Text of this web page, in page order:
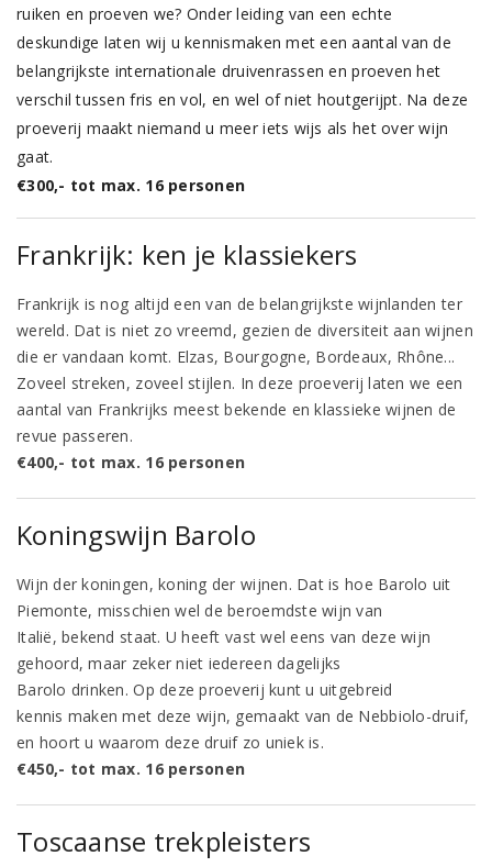
ruiken en proeven we? Onder leiding van een echte
deskundige laten wij u kennismaken met een aantal van de
belangrijkste internationale druivenrassen en proeven het
verschil tussen fris en vol, en wel of niet houtgerijpt. Na deze
proeverij maakt niemand u meer iets wijs als het over wijn
gaat.
€300,- tot max. 16 personen
Frankrijk: ken je klassiekers
Frankrijk is nog altijd een van de belangrijkste wijnlanden ter
wereld. Dat is niet zo vreemd, gezien de diversiteit aan wijnen
die er vandaan komt. Elzas, Bourgogne, Bordeaux, Rhône...
Zoveel streken, zoveel stijlen. In deze proeverij laten we een
aantal van Frankrijks meest bekende en klassieke wijnen de
revue passeren.
€400,- tot max. 16 personen
Koningswijn Barolo
Wijn der koningen, koning der wijnen. Dat is hoe Barolo uit
Piemonte, misschien wel de beroemdste wijn van
Italië, bekend staat. U heeft vast wel eens van deze wijn
gehoord, maar zeker niet iedereen dagelijks
Barolo drinken. Op deze proeverij kunt u uitgebreid
kennis maken met deze wijn, gemaakt van de Nebbiolo-druif,
en hoort u waarom deze druif zo uniek is.
€450,- tot max. 16 personen
Toscaanse trekpleisters